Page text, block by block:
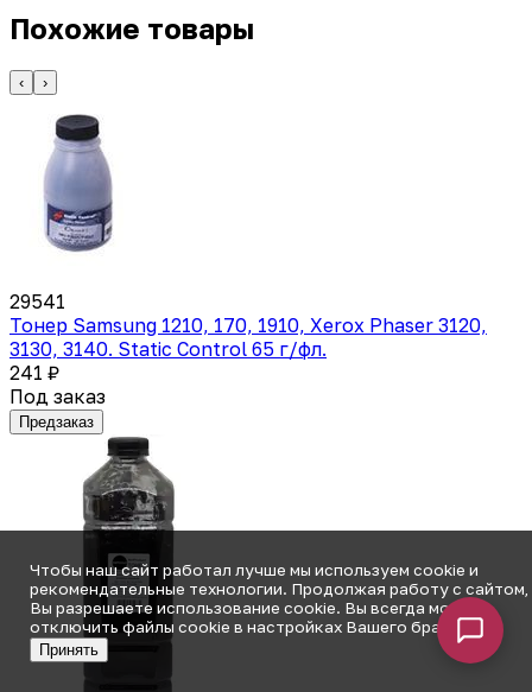
Похожие товары
‹ ›
29541
Тонер Samsung 1210, 170, 1910, Xerox Phaser 3120,
3130, 3140. Static Control 65 г/фл.
241 ₽
Под заказ
Предзаказ
Чтобы наш сайт работал лучше мы используем cookie и
рекомендательные технологии. Продолжая работу с сайтом,
Вы разрешаете использование cookie. Вы всегда можете
отключить файлы cookie в настройках Вашего браузера.
Принять